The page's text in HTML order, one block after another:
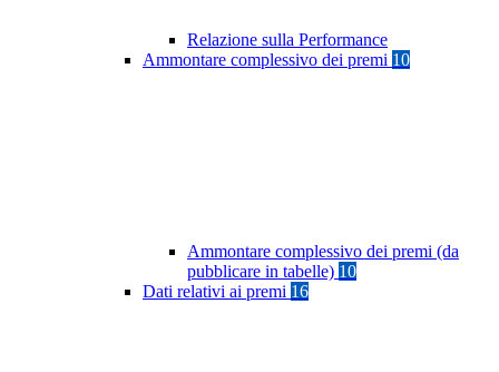
Relazione sulla Performance
Ammontare complessivo dei premi 10
Ammontare complessivo dei premi (da
pubblicare in tabelle) 10
Dati relativi ai premi 16